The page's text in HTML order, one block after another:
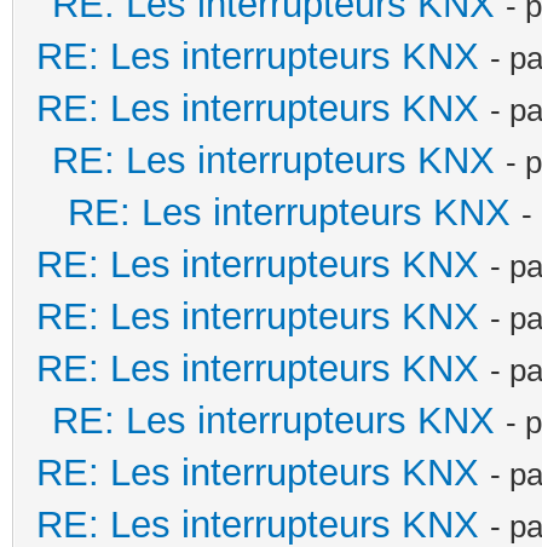
RE: Les interrupteurs KNX -
RE: Les interrupteurs KNX -
RE: Les interrupteurs KNX -
RE: Les interrupteurs KNX -
RE: Les interrupteurs KNX -
RE: Les interrupteurs KNX -
RE: Les interrupteurs KNX -
RE: Les interrupteurs KNX -
RE: Les interrupteurs KNX -
RE: Les interrupteurs KNX -